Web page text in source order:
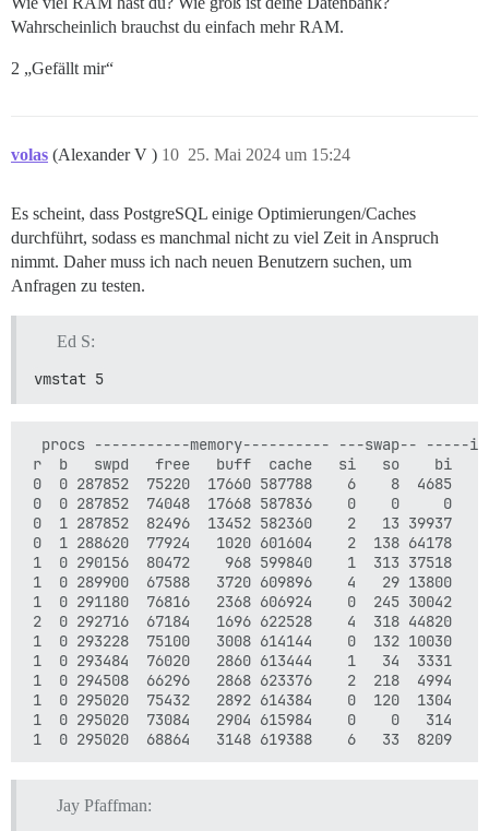
Wahrscheinlich brauchst du einfach mehr RAM.
2 „Gefällt mir“
volas (Alexander V ) 25. Mai 2024 um 15:24
10
Es scheint, dass PostgreSQL einige Optimierungen/Caches
durchführt, sodass es manchmal nicht zu viel Zeit in Anspruch
nimmt. Daher muss ich nach neuen Benutzern suchen, um
Anfragen zu testen.
Ed S:
vmstat 5
procs -----------memory---------- ---swap-- -----
r  b   swpd   free   buff  cache   si   so    bi
0  0 287852  75220  17660 587788    6    8  4685
0  0 287852  74048  17668 587836    0    0     0
0  1 287852  82496  13452 582360    2   13 39937
0  1 288620  77924   1020 601604    2  138 64178
1  0 290156  80472    968 599840    1  313 37518
1  0 289900  67588   3720 609896    4   29 13800
1  0 291180  76816   2368 606924    0  245 30042
2  0 292716  67184   1696 622528    4  318 44820
1  0 293228  75100   3008 614144    0  132 10030
1  0 293484  76020   2860 613444    1   34  3331
1  0 294508  66296   2868 623376    2  218  4994
1  0 295020  75432   2892 614384    0  120  1304
1  0 295020  73084   2904 615984    0    0   314
Jay Pfaffman: